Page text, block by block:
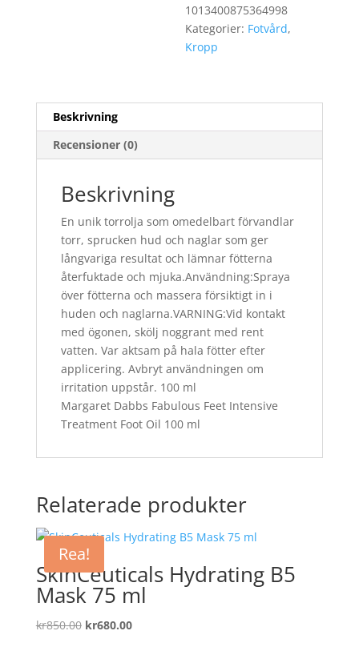
1013400875364998
Kategorier: Fotvård,
Kropp
Beskrivning
Recensioner (0)
Beskrivning
En unik torrolja som omedelbart förvandlar
torr, sprucken hud och naglar som ger
långvariga resultat och lämnar fötterna
återfuktade och mjuka.Användning:Spraya
över fötterna och massera försiktigt in i
huden och naglarna.VARNING:Vid kontakt
med ögonen, skölj noggrant med rent
vatten. Var aktsam på hala fötter efter
applicering. Avbryt användningen om
irritation uppstår. 100 ml
Margaret Dabbs Fabulous Feet Intensive
Treatment Foot Oil 100 ml
Relaterade produkter
Rea!
SkinCeuticals Hydrating B5
Mask 75 ml
kr850.00 Det
kr680.00Det